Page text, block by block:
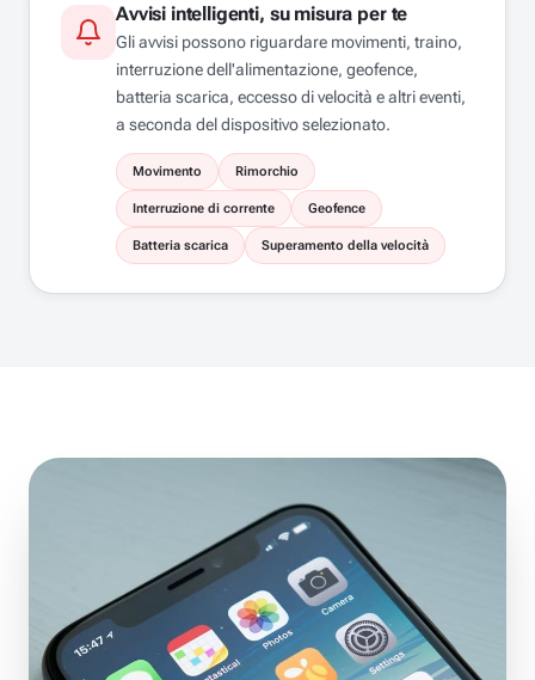
Avvisi intelligenti, su misura per te
Gli avvisi possono riguardare movimenti, traino,
interruzione dell'alimentazione, geofence,
batteria scarica, eccesso di velocità e altri eventi,
a seconda del dispositivo selezionato.
Movimento Rimorchio
Interruzione di corrente Geofence
Batteria scarica Superamento della velocità